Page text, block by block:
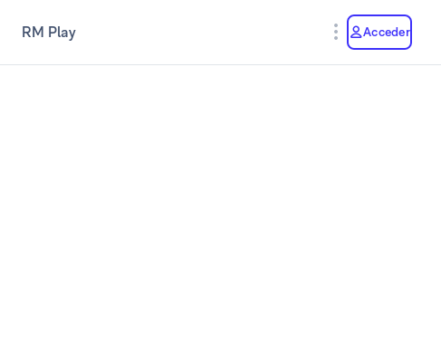
RM Play Acceder